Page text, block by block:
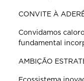
CONVITE À
Convidamos
fundamental
AMBIÇÃO